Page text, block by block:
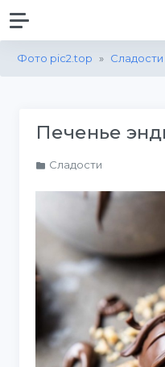
Фото pic2.top » Сладости
Печенье
Сладости